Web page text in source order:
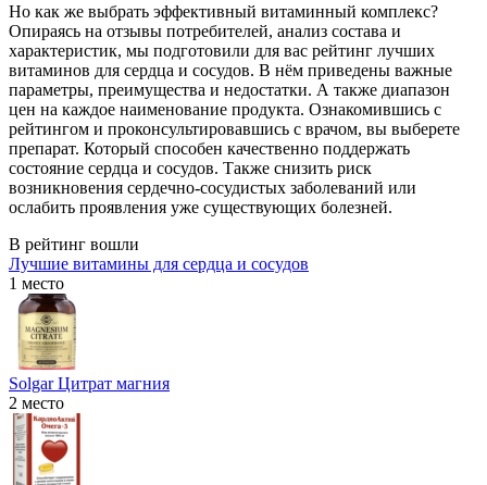
Но как же выбрать эффективный витаминный комплекс?
Опираясь на отзывы потребителей, анализ состава и
характеристик, мы подготовили для вас рейтинг лучших
витаминов для сердца и сосудов. В нём приведены важные
параметры, преимущества и недостатки. А также диапазон
цен на каждое наименование продукта. Ознакомившись с
рейтингом и проконсультировавшись с врачом, вы выберете
препарат. Который способен качественно поддержать
состояние сердца и сосудов. Также снизить риск
возникновения сердечно-сосудистых заболеваний или
ослабить проявления уже существующих болезней.
В рейтинг вошли
Лучшие витамины для сердца и сосудов
1 место
Solgar Цитрат магния
2 место